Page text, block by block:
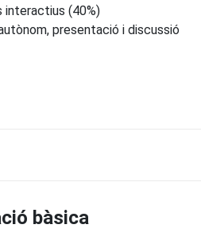
interactius (40%)
presentació i discussió
bàsica